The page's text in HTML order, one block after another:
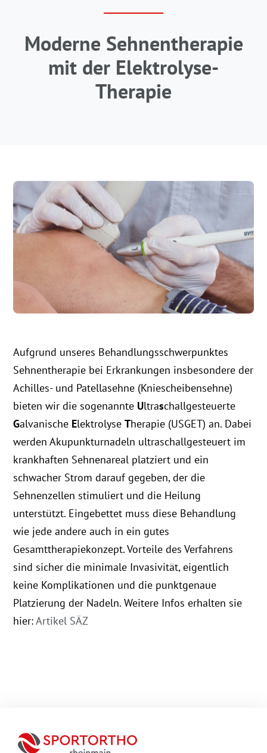
Moderne Sehnentherapie
mit der Elektrolyse-
Therapie
Aufgrund unseres Behandlungsschwerpunktes
Sehnentherapie bei Erkrankungen insbesondere der
Achilles- und Patellasehne (Kniescheibensehne)
bieten wir die sogenannte Ultraschallgesteuerte
Galvanische ElektrolyseTherapie (USGET) an. Dabei
werden Akupunkturnadeln ultraschallgesteuert im
krankhaften Sehnenareal platziert und ein
schwacher Strom darauf gegeben, der die
Sehnenzellen stimuliert und die Heilung
unterstützt. Eingebettet muss diese Behandlung
wie jede andere auch in ein gutes
Gesamttherapiekonzept. Vorteile des Verfahrens
sind sicher die minimale Invasivität, eigentlich
keine Komplikationen und die punktgenaue
Platzierung der Nadeln. Weitere Infos erhalten sie
hier:Artikel SÄZ